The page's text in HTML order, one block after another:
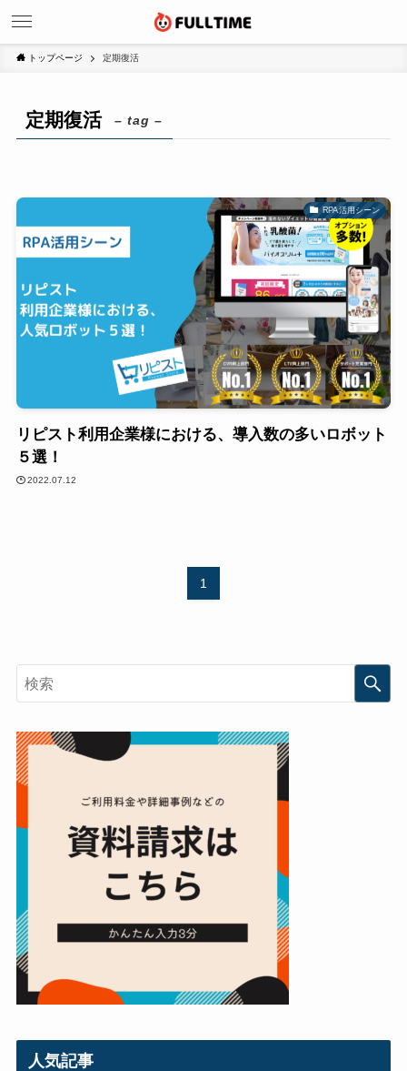
トップページ 定期復活
定期復活 – tag –
RPA活用シーン
リピスト利用企業様における、導入数の多いロボット
５選！
2022.07.12
1
人気記事